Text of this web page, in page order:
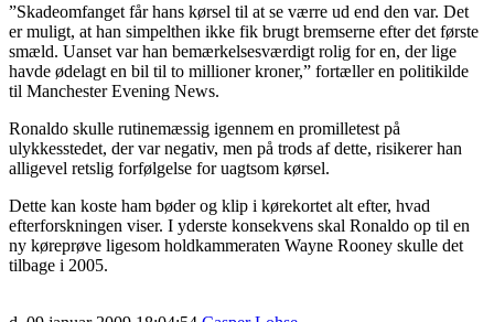
”Skadeomfanget får hans kørsel til at se værre ud end den var. Det
er muligt, at han simpelthen ikke fik brugt bremserne efter det første
smæld. Uanset var han bemærkelsesværdigt rolig for en, der lige
havde ødelagt en bil til to millioner kroner,” fortæller en politikilde
til Manchester Evening News.
Ronaldo skulle rutinemæssig igennem en promilletest på
ulykkesstedet, der var negativ, men på trods af dette, risikerer han
alligevel retslig forfølgelse for uagtsom kørsel.
Dette kan koste ham bøder og klip i kørekortet alt efter, hvad
efterforskningen viser. I yderste konsekvens skal Ronaldo op til en
ny køreprøve ligesom holdkammeraten Wayne Rooney skulle det
tilbage i 2005.